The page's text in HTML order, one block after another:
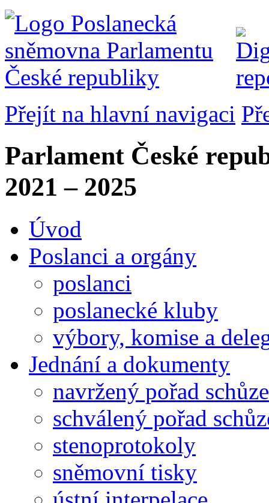
Přejít na hlavní navigaci
Parlament České
2021 – 2025
Úvod
Poslanci a orgány
poslanci
poslanecké kluby
výbory, komise a
Jednání a dokumenty
navržený pořad schůze
schválený pořad
stenoprotokoly
sněmovní tisky